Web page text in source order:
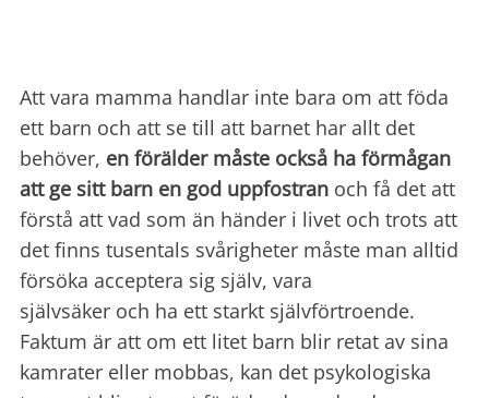
Att vara mamma handlar inte bara om att föda
ett barn och att se till att barnet har allt det
behöver, en förälder måste också ha förmågan
att ge sitt barn en god uppfostran och få det att
förstå att vad som än händer i livet och trots att
det finns tusentals svårigheter måste man alltid
försöka acceptera sig själv, vara
självsäker och ha ett starkt självförtroende.
Faktum är att om ett litet barn blir retat av sina
kamrater eller mobbas, kan det psykologiska